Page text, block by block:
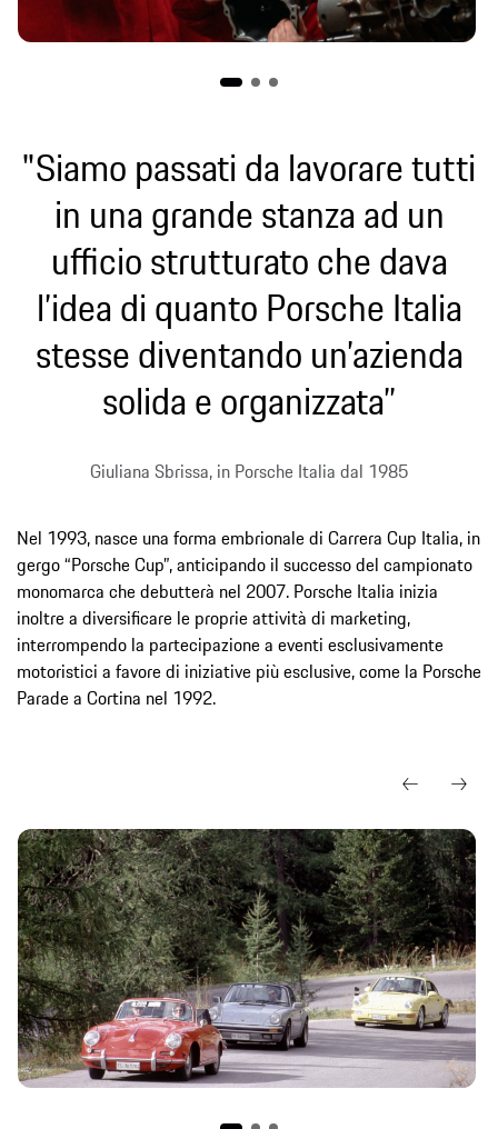
"Siamo passati da lavorare tutti
in una grande stanza ad un
ufficio strutturato che dava
l’idea di quanto Porsche Italia
stesse diventando un’azienda
solida e organizzata”
Giuliana Sbrissa, in Porsche Italia dal 1985
Nel 1993, nasce una forma embrionale di Carrera Cup Italia, in
gergo “Porsche Cup”, anticipando il successo del campionato
monomarca che debutterà nel 2007. Porsche Italia inizia
inoltre a diversificare le proprie attività di marketing,
interrompendo la partecipazione a eventi esclusivamente
motoristici a favore di iniziative più esclusive, come la Porsche
Parade a Cortina nel 1992.